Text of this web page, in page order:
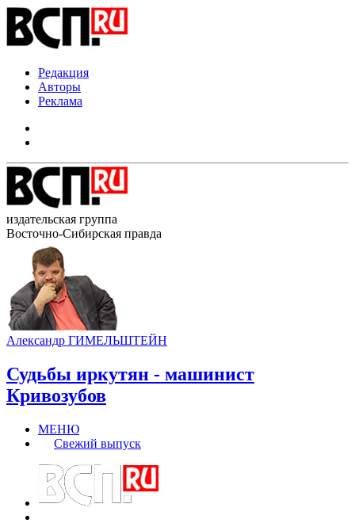
Редакция
Авторы
Реклама
издательская группа
Восточно-Сибирская правда
Александр ГИМЕЛЬШТЕЙН
Судьбы иркутян - машинист
Кривозубов
МЕНЮ
Свежий выпуск